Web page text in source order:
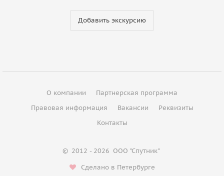
Добавить экскурсию
О компании
Партнерская программа
Правовая информация
Вакансии
Реквизиты
Контакты
© 2012 - 2026 ООО "Спутник"
Сделано в Петербурге